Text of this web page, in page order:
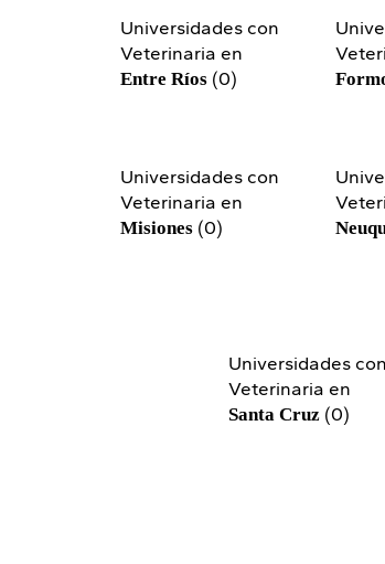
Universidades con
Veterinaria en
Entre Ríos (0)
Universidades con
Veterinaria en
Misiones (0)
Universidades con
Veterinaria en
Santa Cruz(0)